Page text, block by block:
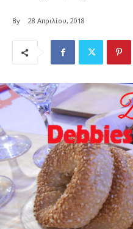
By 28 Απριλίου, 2018